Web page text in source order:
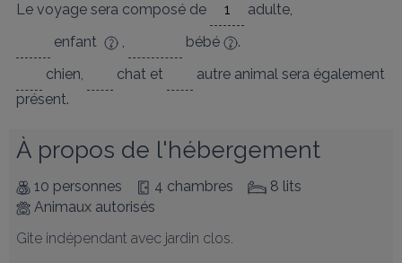
Le voyage sera composé de adulte,
enfant
, bébé
.
chien, chat et autre animal sera également
présent.
À propos de l'hébergement
10 personnes 4 chambres
8 lits
Animaux autorisés
Gite indépendant avec jardin clos.